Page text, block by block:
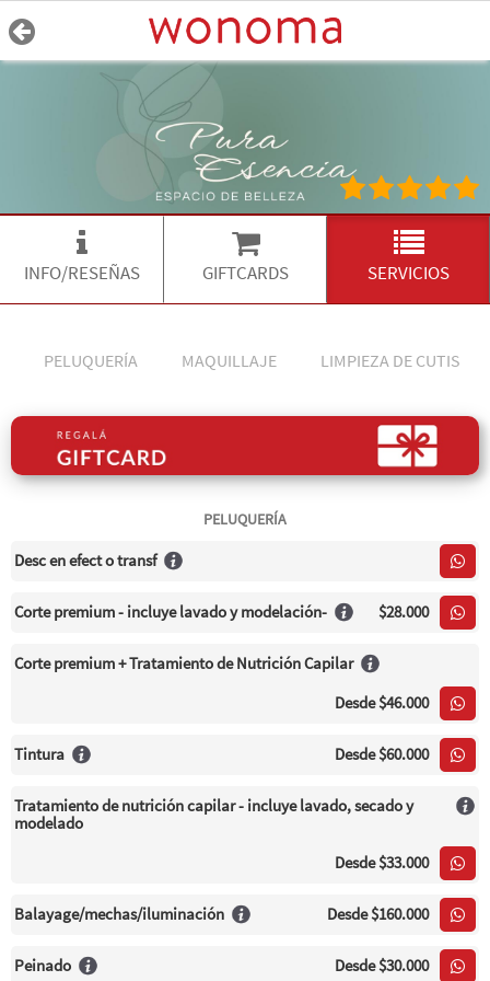
INFO/RESEÑAS GIFTCARDS SERVICIOS
PELUQUERÍA MAQUILLAJE LIMPIEZA DE CUTIS
PELUQUERÍA
Desc en efect o transf
Corte premium - incluye lavado y modelación- $28.000
Corte premium + Tratamiento de Nutrición Capilar
Desde$46.000
Tintura Desde$60.000
Tratamiento de nutrición capilar - incluye lavado, secado y
modelado
Desde$33.000
Balayage/mechas/iluminación Desde$160.000
Peinado Desde$30.000